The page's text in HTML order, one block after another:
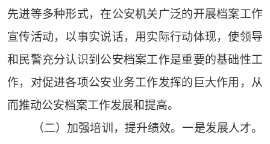
先进等多种形式，在公安机关广泛的开展档案工作
宣传活动，以事实说话，用实际行动体现，使领导
和民警充分认识到公安档案工作是重要的基础性工
作，对促进各项公安业务工作发挥的巨大作用，从
而推动公安档案工作发展和提高。
（二）加强培训，提升绩效。一是发展人才。